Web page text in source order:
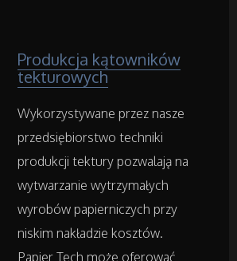
Części Samochodowe
Usługi Motoryzacyjne
Salony, Komisy
Materiały Promocyjne
Produkcja kątowników
tekturowych
Wykorzystywane przez nasze
przedsiębiorstwo techniki
produkcji tektury pozwalają na
wytwarzanie wytrzymałych
wyrobów papierniczych przy
niskim nakładzie kosztów.
Papier Tech może oferować